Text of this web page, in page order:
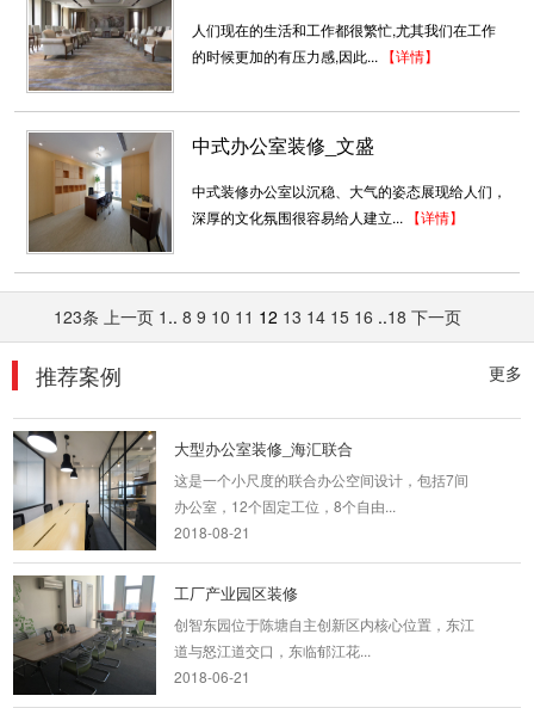
人们现在的生活和工作都很繁忙,尤其我们在工作
的时候更加的有压力感,因此... 【详情】
中式办公室装修_文盛
中式装修办公室以沉稳、大气的姿态展现给人们，
深厚的文化氛围很容易给人建立... 【详情】
123条 上一页 1 .. 8 9 10 11 12 13 14 15 16 ..18 下一页
更多
推荐案例
这是一家亚洲五百强集团的总部，整个办公室布
局平面呈回字形，让集团总部...
街道办公室工程装修案例
深圳装饰设计为什么要选深圳东森装饰公司？
2、深圳东森装饰是标准...
震旦大楼 工业风美式简装
工业风与美工风相撞，简介又不失厚度，严谨与
大型办公室装修_海汇联合
这是一个小尺度的联合办公空间设计，包括7间
办公室，12个固定工位，8个自由...
2018-08-21
工厂产业园区装修
创智东园位于陈塘自主创新区内核心位置，东江
道与怒江道交口，东临郁江花...
2018-06-21